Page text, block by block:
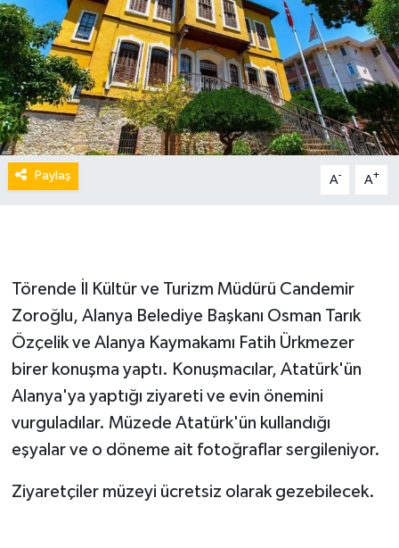
Paylaş A- A+
Törende İl Kültür ve Turizm Müdürü Candemir
Zoroğlu, Alanya Belediye Başkanı Osman Tarık
Özçelik ve Alanya Kaymakamı Fatih Ürkmezer
birer konuşma yaptı. Konuşmacılar, Atatürk'ün
Alanya'ya yaptığı ziyareti ve evin önemini
vurguladılar. Müzede Atatürk'ün kullandığı
eşyalar ve o döneme ait fotoğraflar sergileniyor.
Ziyaretçiler müzeyi ücretsiz olarak gezebilecek.